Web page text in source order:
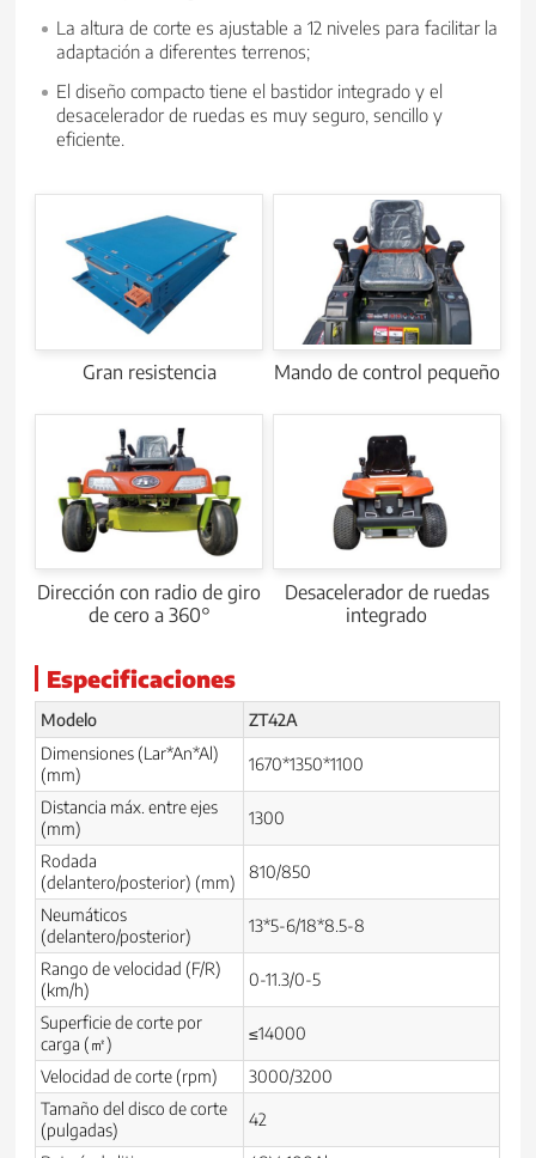
La altura de corte es ajustable a 12 niveles para facilitar la
adaptación a diferentes terrenos;
El diseño compacto tiene el bastidor integrado y el
desacelerador de ruedas es muy seguro, sencillo y
eficiente.
Gran resistencia Mando de control pequeño
Dirección con radio de giro
de cero a 360°
Desacelerador de ruedas
integrado
Especificaciones
Modelo ZT42A
Dimensiones (Lar*An*Al)
(mm)
1670*1350*1100
Distancia máx. entre ejes
(mm)
1300
Rodada
(delantero/posterior) (mm)
810/850
Neumáticos
(delantero/posterior)
13*5-6/18*8.5-8
Rango de velocidad (F/R)
(km/h)
0-11.3/0-5
Superficie de corte por
carga (㎡)
≤14000
Velocidad de corte (rpm)
3000/3200
Tamaño del disco de corte
(pulgadas)
42